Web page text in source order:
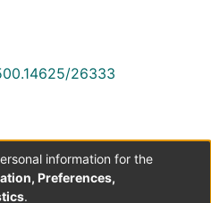
26333
y Archivística
information for the
Preferences,
.